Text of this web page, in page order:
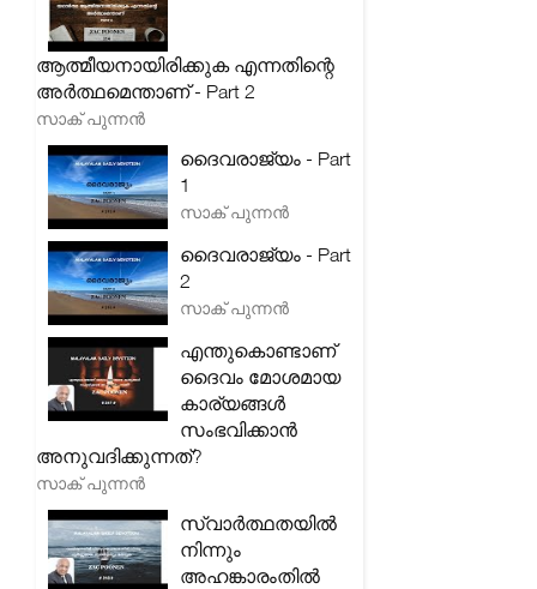
ആത്മീയനായിരിക്കുക എന്നതിന്റെ
അർത്ഥമെന്താണ് - Part 2
സാക് പുന്നൻ
ദൈവരാജ്യം - Part
1
സാക് പുന്നൻ
ദൈവരാജ്യം - Part
2
സാക് പുന്നൻ
എന്തുകൊണ്ടാണ്
ദൈവം മോശമായ
കാര്യങ്ങൾ
സംഭവിക്കാൻ
അനുവദിക്കുന്നത്?
സാക് പുന്നൻ
സ്വാർത്ഥതയിൽ
നിന്നും
അഹങ്കാരംതിൽ